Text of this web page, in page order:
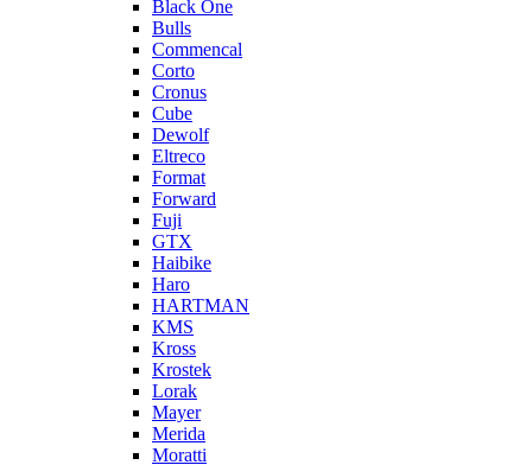
Black One
Bulls
Commencal
Corto
Cronus
Cube
Dewolf
Eltreco
Format
Forward
Fuji
GTX
Haibike
Haro
HARTMAN
KMS
Kross
Krostek
Lorak
Mayer
Merida
Moratti